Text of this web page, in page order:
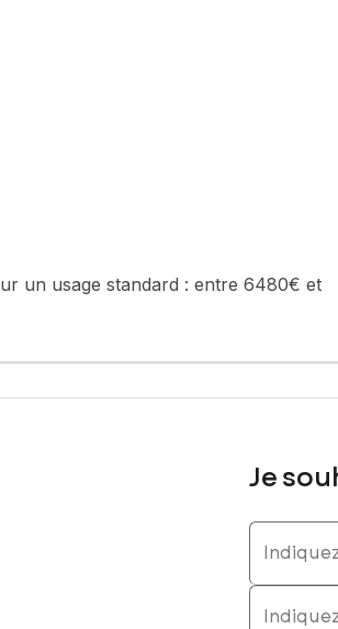
E-mail : jeremy.martins@safti.fr -
un usage standard : entre 6480€ et
Je
Indiquez
Indiquez